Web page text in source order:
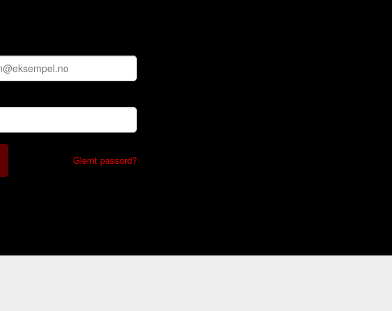
Glemt passord?